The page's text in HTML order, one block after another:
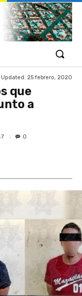
Updated: 25 febrero, 2020
que
a
0